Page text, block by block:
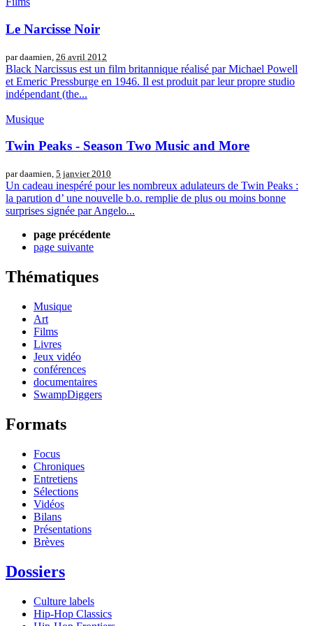
Le Narcisse Noir
par daamien, 26 avril 2012
Black Narcissus est un film britannique réalisé par Michael Powell
et Emeric Pressburge en 1946. Il est produit par leur propre studio
indépendant (the...
Musique
Twin Peaks - Season Two Music and More
par daamien, 5 janvier 2010
Un cadeau inespéré pour les nombreux adulateurs de Twin Peaks :
la parution d’ une nouvelle b.o. remplie de plus ou moins bonne
surprises signée par Angelo...
page précédente
page suivante
Thématiques
Musique
Art
Films
Livres
Jeux vidéo
conférences
documentaires
SwampDiggers
Formats
Focus
Chroniques
Entretiens
Sélections
Vidéos
Bilans
Présentations
Brèves
Dossiers
Culture labels
Hip-Hop Classics